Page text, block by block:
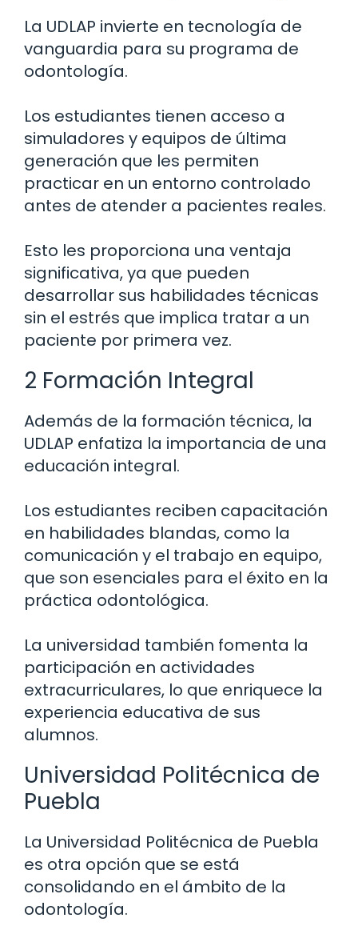
La UDLAP invierte en tecnología de
vanguardia para su programa de
odontología.
Los estudiantes tienen acceso a
simuladores y equipos de última
generación que les permiten
practicar en un entorno controlado
antes de atender a pacientes reales.
Esto les proporciona una ventaja
significativa, ya que pueden
desarrollar sus habilidades técnicas
sin el estrés que implica tratar a un
paciente por primera vez.
2 Formación Integral
Además de la formación técnica, la
UDLAP enfatiza la importancia de una
educación integral.
Los estudiantes reciben capacitación
en habilidades blandas, como la
comunicación y el trabajo en equipo,
que son esenciales para el éxito en la
práctica odontológica.
La universidad también fomenta la
participación en actividades
extracurriculares, lo que enriquece la
experiencia educativa de sus
alumnos.
Universidad Politécnica de
Puebla
La Universidad Politécnica de Puebla
es otra opción que se está
consolidando en el ámbito de la
odontología.